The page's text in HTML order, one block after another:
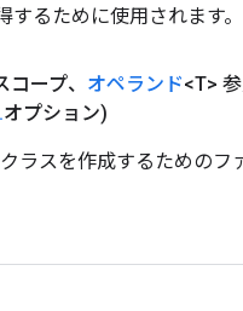
るために使用されます。
コープ、 オペランド<T>
.オプション)
ラスを作成するためのフ